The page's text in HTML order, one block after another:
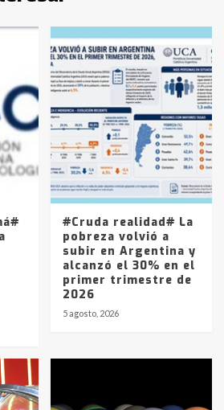
del lunes
en Ruta 5: falleció un
Trenque Lauquen
de los combustibles en
desde YPF hasta Axion
a 1338 pesos
#Cruda realidad# La
pobreza volvió a
subir en Argentina y
alcanzó el 30% en el
primer trimestre de
2026
5 agosto, 2026